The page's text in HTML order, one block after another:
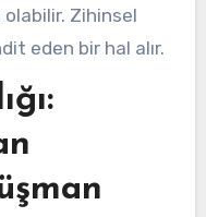
olabilir. Zihinsel
eden bir hal alır.